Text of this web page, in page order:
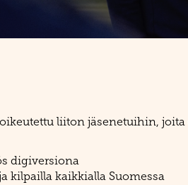
liiton jäsenetuihin, joita
digiversiona
kilpailla kaikkialla Suomessa